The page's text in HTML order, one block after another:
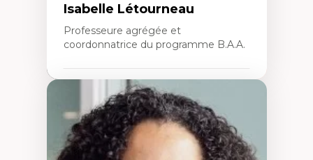
Isabelle Létourneau
Professeure agrégée et
coordonnatrice du programme B.A.A.
Expertises
Conciliation travail-vie personnelle
Gestion des ressources humaines
(attraction et fidélisation de la main-
d’œuvre)
Responsabilité sociale des organisations